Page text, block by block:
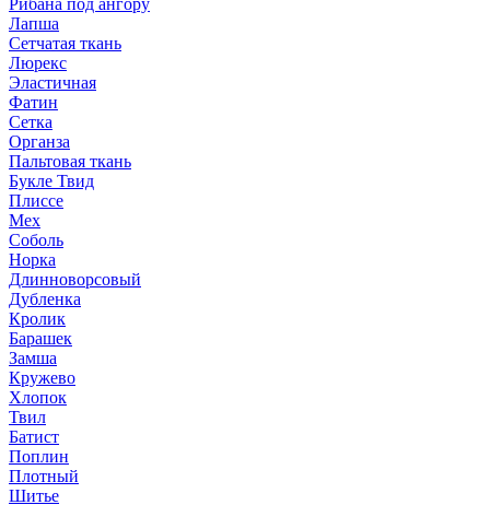
Рибана под ангору
Лапша
Сетчатая ткань
Люрекс
Эластичная
Фатин
Сетка
Органза
Пальтовая ткань
Букле Твид
Плиссе
Мех
Соболь
Норка
Длинноворсовый
Дубленка
Кролик
Барашек
Замша
Кружево
Хлопок
Твил
Батист
Поплин
Плотный
Шитье